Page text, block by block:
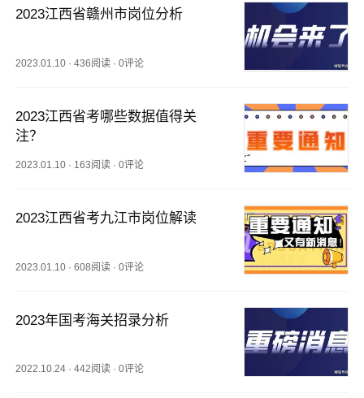
2023江西省赣州市岗位分析
2023.01.10 ·436阅读 ·0评论
2023江西省考哪些数据值得关
注？
2023.01.10 · 163阅读 ·0评论
2023江西省考九江市岗位解读
2023.01.10 ·608阅读 ·0评论
2023年国考海关招录分析
2022.10.24 ·442阅读 ·0评论